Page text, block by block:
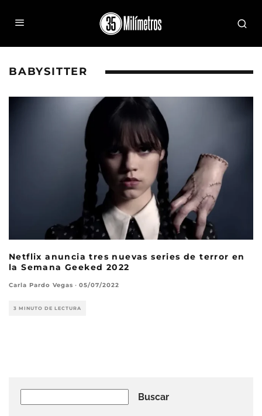
BABYSITTER
Netflix anuncia tres nuevas series de terror en
la Semana Geeked 2022
Carla Pardo Vegas · 05/07/2022
3 MINUTO DE LECTURA
Buscar